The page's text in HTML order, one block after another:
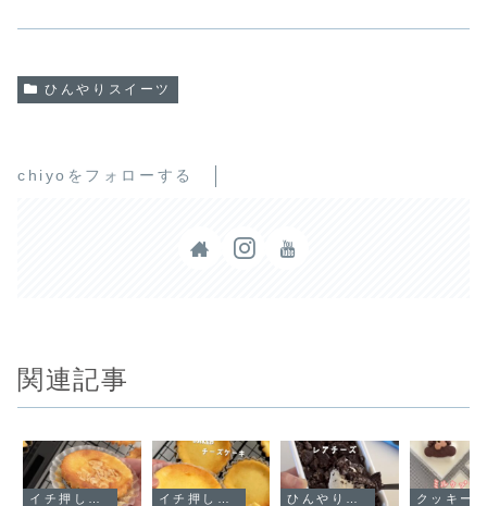
ひんやりスイーツ
chiyoをフォローする
関連記事
クッキー